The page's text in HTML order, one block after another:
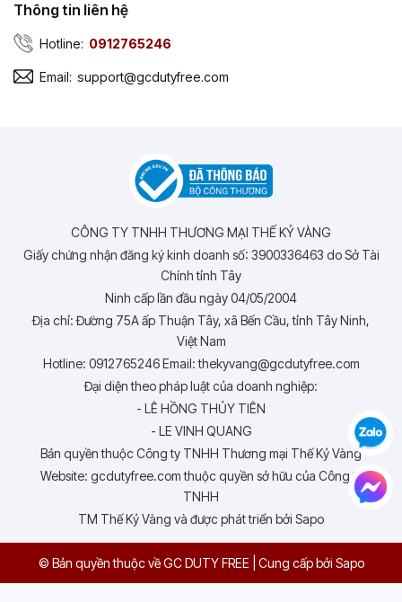
Thông tin liên hệ
Hotline: 0912765246
Email: support@gcdutyfree.com
CÔNG TY TNHH THƯƠNG MẠI THẾ KỶ VÀNG
Giấy chứng nhận đăng ký kinh doanh số: 3900336463 do Sở Tài
Chính tỉnh Tây
Ninh cấp lần đầu ngày 04/05/2004
Địa chỉ: Đường 75A ấp Thuận Tây, xã Bến Cầu, tỉnh Tây Ninh,
Việt Nam
Hotline: 0912765246 Email: thekyvang@gcdutyfree.com
Đại diện theo pháp luật của doanh nghiệp:
- LÊ HỒNG THỦY TIÊN
- LE VINH QUANG
Bản quyền thuộc Công ty TNHH Thương mại Thế Kỷ Vàng
Website: gcdutyfree.com thuộc quyền sở hữu của Công ty
TNHH
TM Thế Kỷ Vàng và được phát triển bởi Sapo
© Bản quyền thuộc về GC DUTY FREE Cung cấp bởi Sapo